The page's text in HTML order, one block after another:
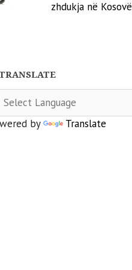
zhdukja në Kosovë
by Translate